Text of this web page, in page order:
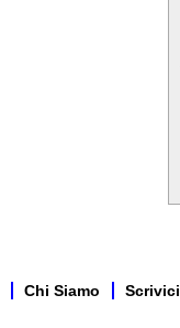
Chi Siamo Scrivici